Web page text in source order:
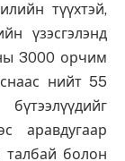
түүхтэй,
үзэсгэлэнд
3000 орчим
нийт 55
аравдугаар
талбай болон